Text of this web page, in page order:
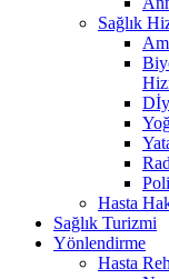
Sağlık
Hasta
Sağlık Turizmi
Yönlendirme
Hasta